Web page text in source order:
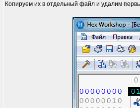
Копируем их в отдельный файл и удалим